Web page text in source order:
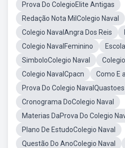
Prova Do ColegioElite Antigas
Redação Nota MilColegio Naval
Colegio NavalAngra Dos Reis
Colegio NavalFeminino
SimboloColegio Naval
Colegio NavalCpacn
Como E
Prova Do Colegio NavalQuastoes
Cronograma DoColegio Naval
Materias DaProva Do Colegio
Plano De EstudoColegio Naval
Questão Do AnoColegio Naval